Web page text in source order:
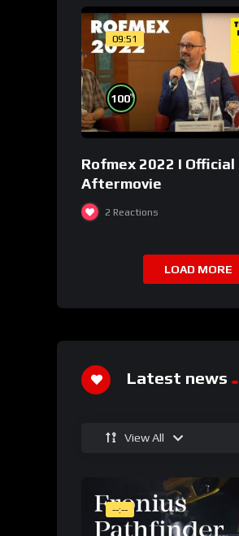
09:51
100%
Rofmex 2022 I Official
Aftermovie
2 Reactions
LOAD MORE
Latest news
View All
--:--